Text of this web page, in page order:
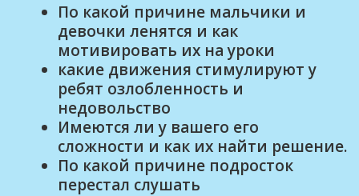
По какой причине мальчики и
девочки ленятся и как
мотивировать их на уроки
какие движения стимулируют у
ребят озлобленность и
недовольство
Имеются ли у вашего его
сложности и как их найти решение.
По какой причине подросток
перестал слушать